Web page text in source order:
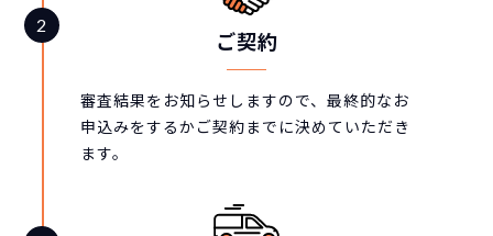
ご契約
審査結果をお知らせしますので、最終的なお
申込みをするかご契約までに決めていただき
ます。